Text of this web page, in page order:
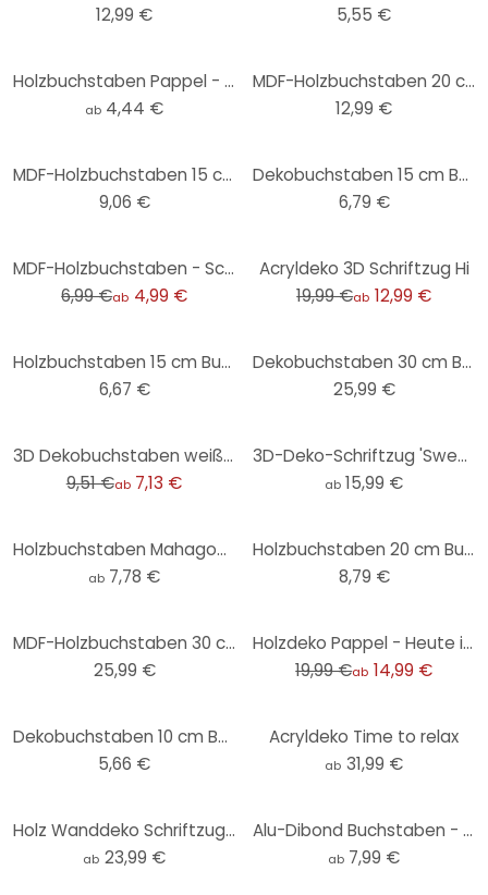
12,99 €
5,55 €
Holzbuchstaben Pappel - Schriftart Bodoni
ab 4,44 €
MDF-Holzbuchstaben 20 cm Buchstabenhöhe
12,99 €
MDF-Holzbuchstaben 15 cm Buchstabenhöhe
9,06 €
Dekobuchstaben 15 cm Buchstabenhöhe bunt
6,79 €
MDF-Holzbuchstaben - Schriftart Swiss
6,99 €ab 4,99 €
Acryldeko 3D Schriftzug Hi
19,99 €ab 12,99 €
Holzbuchstaben 15 cm Buchstabenhöhe
6,67 €
Dekobuchstaben 30 cm Buchstabenhöhe - Schriftart Swiss
25,99 €
3D Dekobuchstaben weiß - individuell - Swiss
9,51 €ab 7,13 €
3D-Deko-Schriftzug 'Sweet Dreams' – MDF-Holzdesign für moderne Wandgestaltung
ab 15,99 €
Holzbuchstaben Mahagoni - Schriftart Swiss
ab 7,78 €
Holzbuchstaben 20 cm Buchstabenhöhe
8,79 €
MDF-Holzbuchstaben 30 cm Buchstabenhöhe
25,99 €
Holzdeko Pappel - Heute ist ein guter Tag um glücklich zu sein
19,99 €ab 14,99 €
Dekobuchstaben 10 cm Buchstabenhöhe bunt
5,66 €
Acryldeko Time to relax
ab 31,99 €
Holz Wanddeko Schriftzug Hakuna Matata mit Pfeilen - MDF Natur
ab 23,99 €
Alu-Dibond Buchstaben - Silbereffekt - Schriftart Swiss
ab 7,99 €